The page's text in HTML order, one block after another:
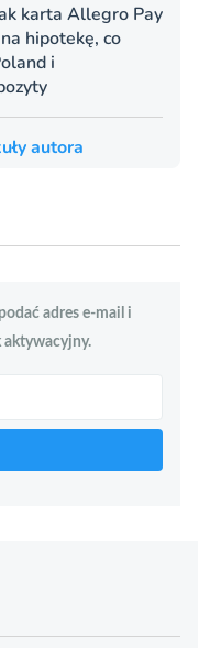
karta Allegro Pay
hipotekę, co
i
autora
adres e-mail i
aktywacyjny.